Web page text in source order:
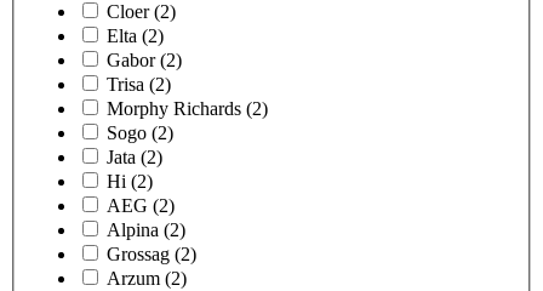
Cloer (2)
Elta (2)
Gabor (2)
Trisa (2)
Morphy Richards (2)
Sogo (2)
Jata (2)
Hi (2)
AEG (2)
Alpina (2)
Grossag (2)
Arzum (2)